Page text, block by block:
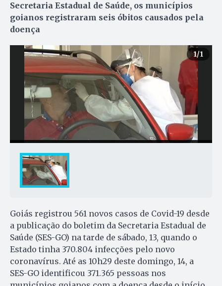
Secretaria Estadual de Saúde, os municípios
goianos registraram seis óbitos causados pela
doença
1/1
Goiás registrou 561 novos casos de Covid-19 desde
a publicação do boletim da Secretaria Estadual de
Saúde (SES-GO) na tarde de sábado, 13, quando o
Estado tinha 370.804 infecções pelo novo
coronavírus. Até as 10h29 deste domingo, 14, a
SES-GO identificou 371.365 pessoas nos